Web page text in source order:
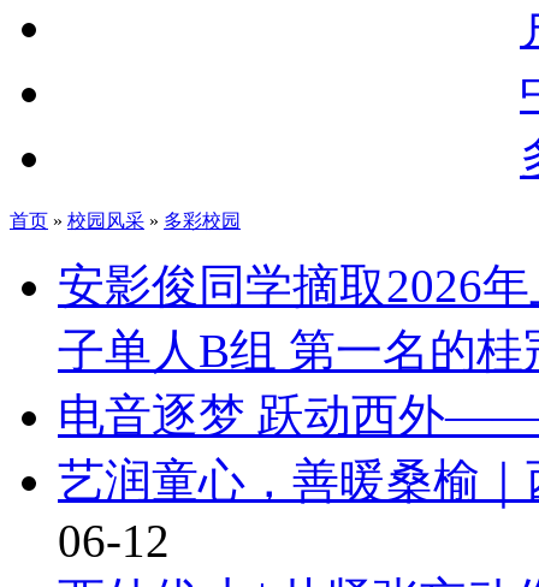
首页 » 校园风采 » 多彩校园
安影俊同学摘取2026
子单人B组 第一名的桂
电音逐梦 跃动西外
艺润童心，善暖桑榆
06-12